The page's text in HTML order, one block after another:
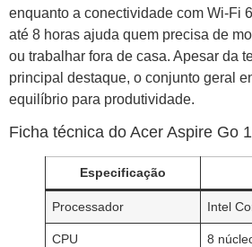
enquanto a conectividade com Wi-Fi
até 8 horas ajuda quem precisa de
ou trabalhar fora de casa. Apesar da
principal destaque, o conjunto geral
equilíbrio para produtividade.
Ficha técnica do Acer Aspire Go
Especificação
Processador Intel
CPU 8